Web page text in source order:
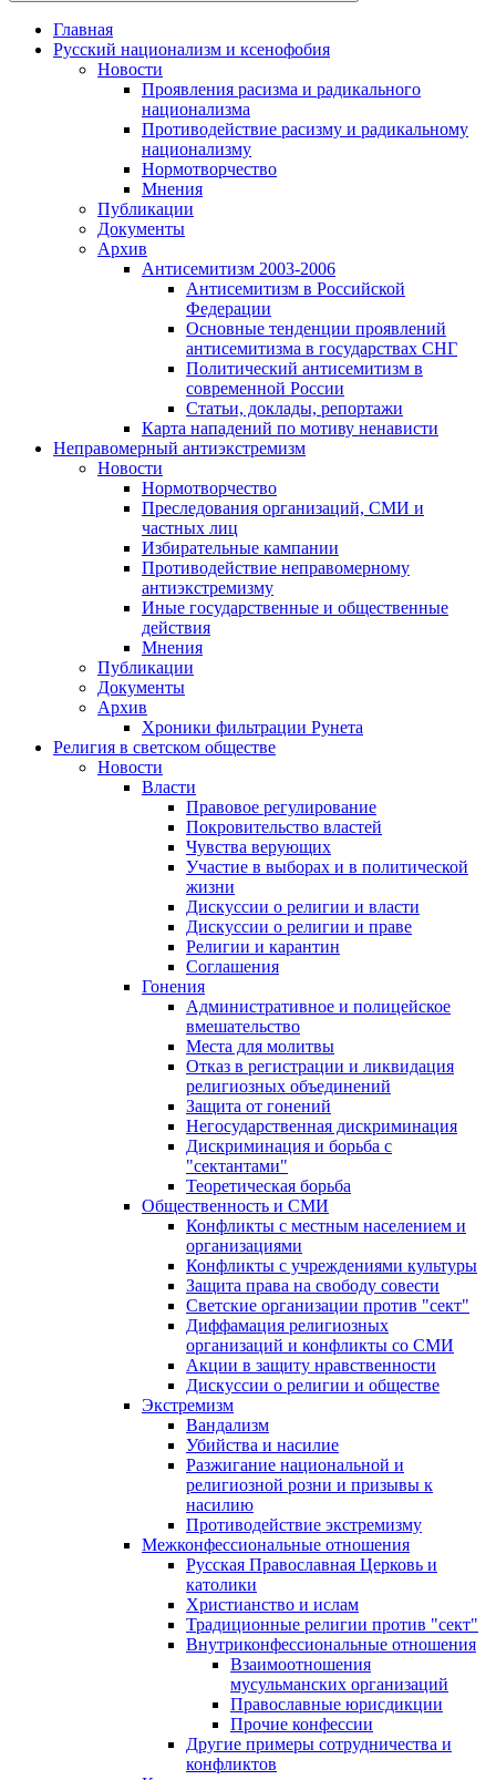
Главная
Русский национализм и ксенофобия
Новости
Проявления расизма и радикального
национализма
Противодействие расизму и радикальному
национализму
Нормотворчество
Мнения
Публикации
Документы
Архив
Антисемитизм 2003-2006
Антисемитизм в Российской
Федерации
Основные тенденции проявлений
антисемитизма в государствах СНГ
Политический антисемитизм в
современной России
Статьи, доклады, репортажи
Карта нападений по мотиву ненависти
Неправомерный антиэкстремизм
Новости
Нормотворчество
Преследования организаций, СМИ и
частных лиц
Избирательные кампании
Противодействие неправомерному
антиэкстремизму
Иные государственные и общественные
действия
Мнения
Публикации
Документы
Архив
Хроники фильтрации Рунета
Религия в светском обществе
Новости
Власти
Правовое регулирование
Покровительство властей
Чувства верующих
Участие в выборах и в политической
жизни
Дискуссии о религии и власти
Дискуссии о религии и праве
Религии и карантин
Соглашения
Гонения
Административное и полицейское
вмешательство
Места для молитвы
Отказ в регистрации и ликвидация
религиозных объединений
Защита от гонений
Негосударственная дискриминация
Дискриминация и борьба с
"сектантами"
Теоретическая борьба
Общественность и СМИ
Конфликты с местным населением и
организациями
Конфликты с учреждениями культуры
Защита права на свободу совести
Светские организации против "сект"
Диффамация религиозных
организаций и конфликты со СМИ
Акции в защиту нравственности
Дискуссии о религии и обществе
Экстремизм
Вандализм
Убийства и насилие
Разжигание национальной и
религиозной розни и призывы к
насилию
Противодействие экстремизму
Межконфессиональные отношения
Русская Православная Церковь и
католики
Христианство и ислам
Традиционные религии против "сект"
Внутриконфессиональные отношения
Взаимоотношения
мусульманских организаций
Православные юрисдикции
Прочие конфессии
Другие примеры сотрудничества и
конфликтов